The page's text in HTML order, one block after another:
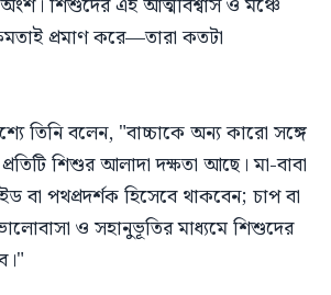
প্রমাণ করে—তারা কতটা
তিনি বলেন, "বাচ্চাকে অন্য কারো সঙ্গে
শিশুর আলাদা দক্ষতা আছে। মা-বাবা
বা পথপ্রদর্শক হিসেবে থাকবেন; চাপ বা
ও সহানুভূতির মাধ্যমে শিশুদের